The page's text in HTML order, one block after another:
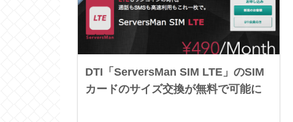
DTI「ServersMan SIM LTE」のSIM
カードのサイズ交換が無料で可能に